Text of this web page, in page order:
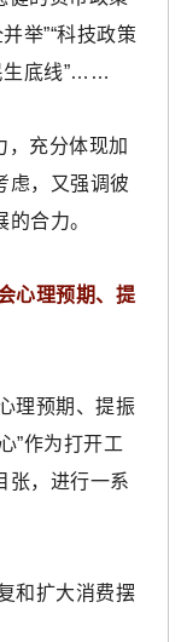
举”“科技政策
生底线”……
，充分体现加
虑，又强调彼
合力。
心理预期、提
理预期、提振
”作为打开工
张，进行一系
和扩大消费摆